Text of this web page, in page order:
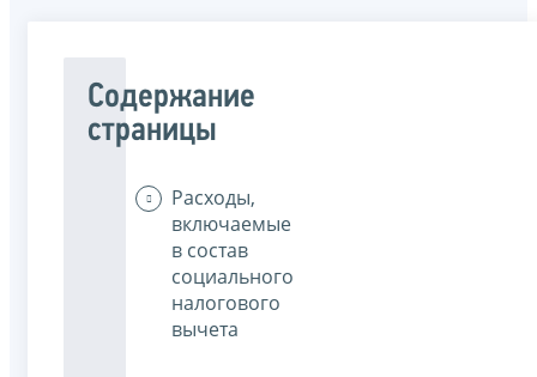
Содержание
страницы
Расходы,
включаемые
в состав
социального
налогового
вычета